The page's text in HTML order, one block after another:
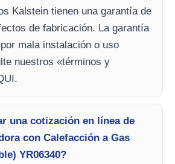
Kalstein tienen una garantía de
de fabricación. La garantía
mala instalación o uso
nuestros «términos y
una cotización en línea de
con Calefacción a Gas
YR06340?